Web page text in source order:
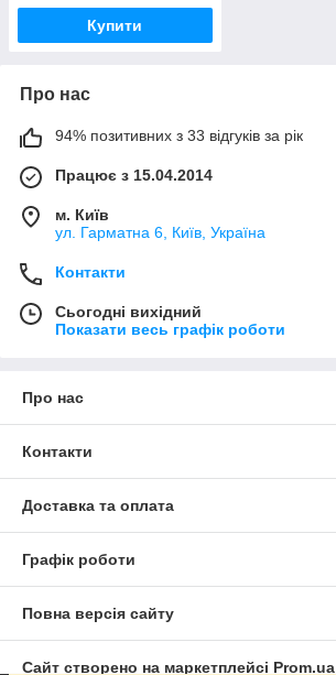
Купити
Про нас
94% позитивних з 33 відгуків за рік
Працює з 15.04.2014
м. Київ
ул. Гарматна 6, Київ, Україна
Контакти
Сьогодні вихідний
Показати весь графік роботи
Про нас
Контакти
Доставка та оплата
Графік роботи
Повна версія сайту
Сайт створено на маркетплейсі Prom.ua